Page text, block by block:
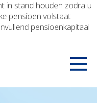
in stand houden zodra u
pensioen volstaat
pensioenkapitaal